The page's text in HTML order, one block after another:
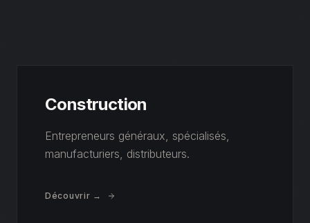
Construction
Entrepreneurs généraux, spécialisés,
manufacturiers, distributeurs.
Découvrir →